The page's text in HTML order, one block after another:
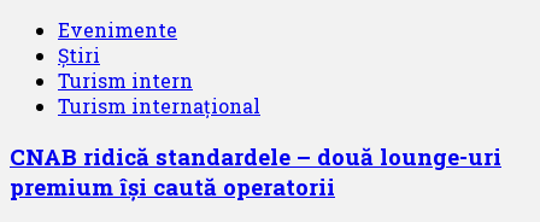
din
își
păstrează
de
top
Evenimente
Știri
Turism intern
Turism internațional
CNAB ridică standardele – două lounge-uri
premium își caută operatorii